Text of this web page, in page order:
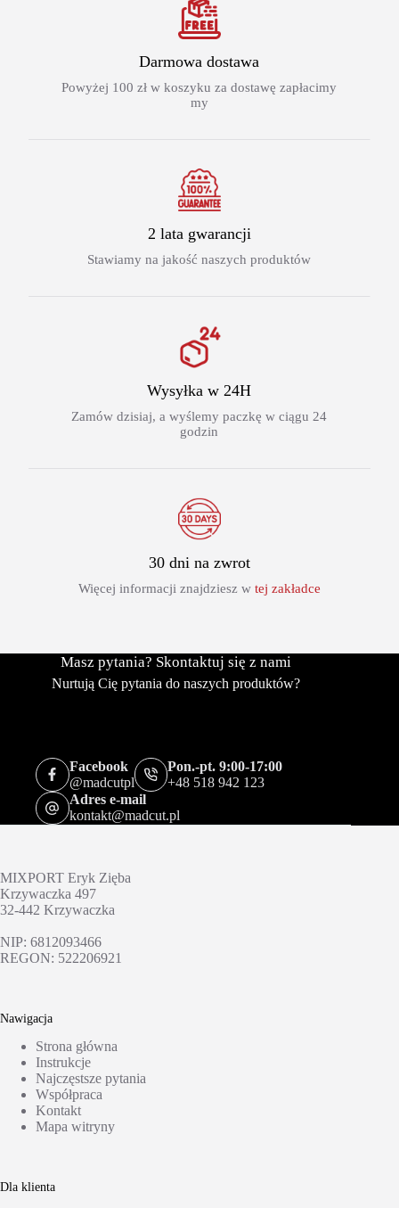
Darmowa dostawa
Powyżej 100 zł w koszyku za dostawę zapłacimy
my
2 lata gwarancji
Stawiamy na jakość naszych produktów
Wysyłka w 24H
Zamów dzisiaj, a wyślemy paczkę w ciągu 24
godzin
30 dni na zwrot
Więcej informacji znajdziesz w tej zakładce
Masz pytania? Skontaktuj się z nami
Nurtują Cię pytania do naszych produktów?
Facebook
@madcutpl
Pon.-pt. 9:00-17:00
+48 518 942 123
Adres e-mail
kontakt@madcut.pl
MIXPORT Eryk Zięba
Krzywaczka 497
32-442 Krzywaczka
NIP: 6812093466
REGON: 522206921
Nawigacja
Strona główna
Instrukcje
Najczęstsze pytania
Współpraca
Kontakt
Mapa witryny
Dla klienta